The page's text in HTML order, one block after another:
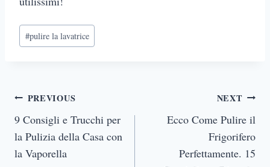
Post
Tags:
#pulire la lavatrice
Post
navigation
PREVIOUS
9 Consigli e Trucchi per
la Pulizia della Casa con
la Vaporella
NEXT
Ecco Come Pulire il
Frigorifero
Perfettamente. 15